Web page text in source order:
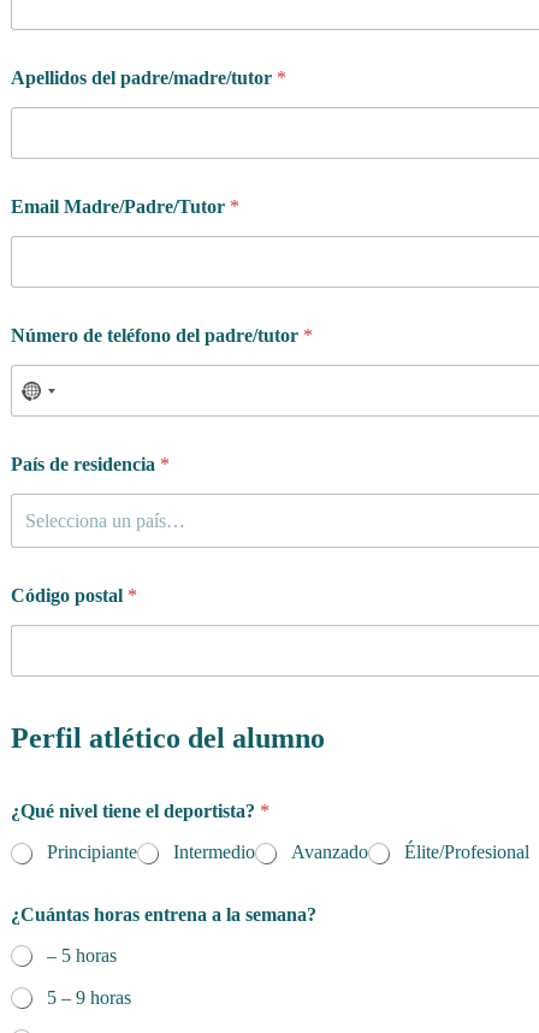
Apellidos del padre/madre/tutor *
Q
u
é
M
d
e
P
T
u
o
Email Madre/Padre/Tutor *
Número de teléfono del padre/tutor *
País de residencia *
Selecciona un país…
Código postal *
Perfil atlético del alumno
¿Qué nivel tiene el deportista? *
Principiante
Intermedio Avanzado Élite/Profesional
¿Cuántas horas entrena a la semana?
– 5 horas
5 – 9 horas